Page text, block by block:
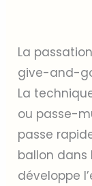
La
give-and-
La
ou passe-
passe
ballon dans
développe